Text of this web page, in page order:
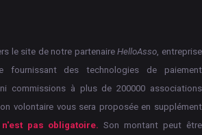
le site de notre partenaireHelloAsso, entreprise
fournissant des technologies de paiement
commissions à plus de 200000 associations
volontaire vous sera proposée en supplément
pas obligatoire.Son montant peut être